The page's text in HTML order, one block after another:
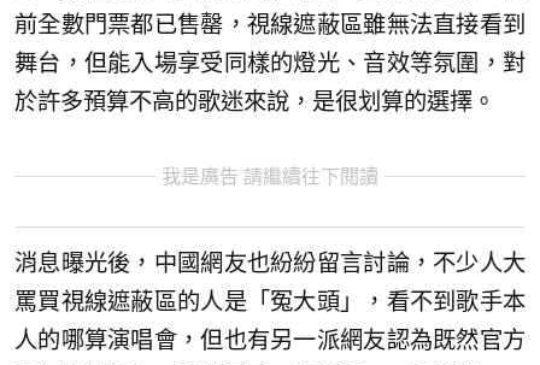
前全數門票都已售罄，視線遮蔽區雖無法直接看到
舞台，但能入場享受同樣的燈光、音效等氛圍，對
於許多預算不高的歌迷來說，是很划算的選擇。
我是廣告 請繼續往下閱讀
消息曝光後，中國網友也紛紛留言討論，不少人大
罵買視線遮蔽區的人是「冤大頭」，看不到歌手本
人的哪算演唱會，但也有另一派網友認為既然官方